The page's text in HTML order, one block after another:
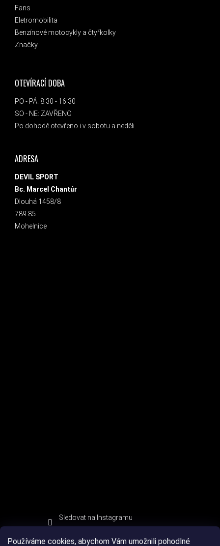
Používáme cookies, abychom Vám umožnili pohodlné
Fans
Eletromobilita
Benzínové motocykly a čtyřkolky
Značky
OTEVÍRACÍ DOBA
PO - PÁ: 8:30 - 16:30
SO - NE: ZAVŘENO
Po dohodě otevřeno i v sobotu a neděli.
ADRESA
DEVIL SPORT
Bc. Marcel Chantúr
Dlouhá 1458/8
789 85
Mohelnice
Sledovat na Instagramu